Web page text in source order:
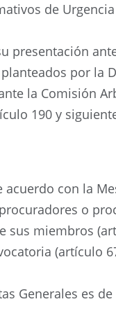
de
presentación
por la
la Comisión
190 y
con la
o
miembros
(artículo
Generales es